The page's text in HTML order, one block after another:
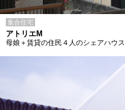
集合住宅
アトリエM
母娘＋賃貸の住民４人のシェアハウス